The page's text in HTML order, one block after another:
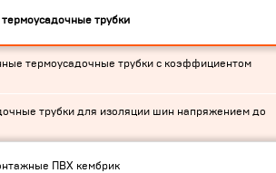
трубки
термоусадочные трубки с коэффициентом
трубки для изоляции шин напряжением до
ПВХ кембрик